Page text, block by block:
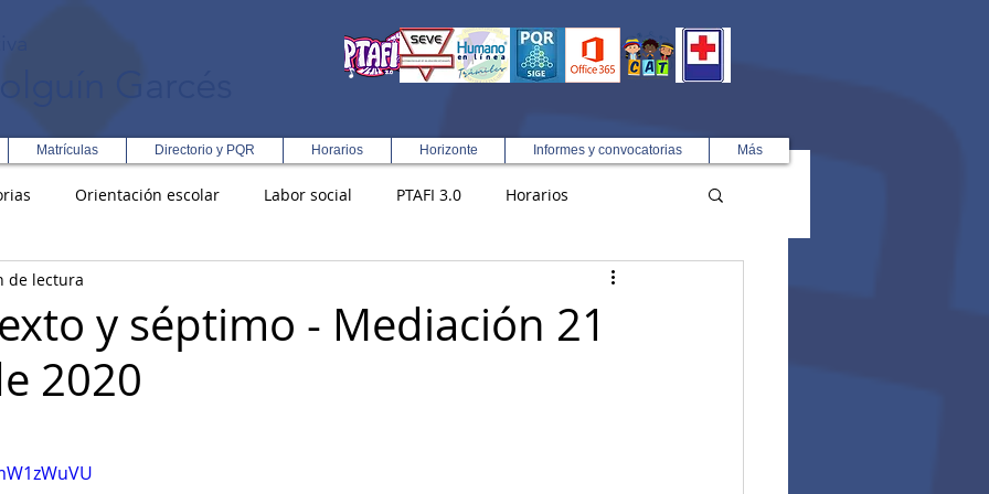
Matrículas Directorio y PQR Horarios Horizonte Informes y convocatorias Más
Orientación escolar Labor social PTAFI 3.0 Horarios
Integral en Turismo
Rectoría
y séptimo - Mediación 21
2020
de lectura